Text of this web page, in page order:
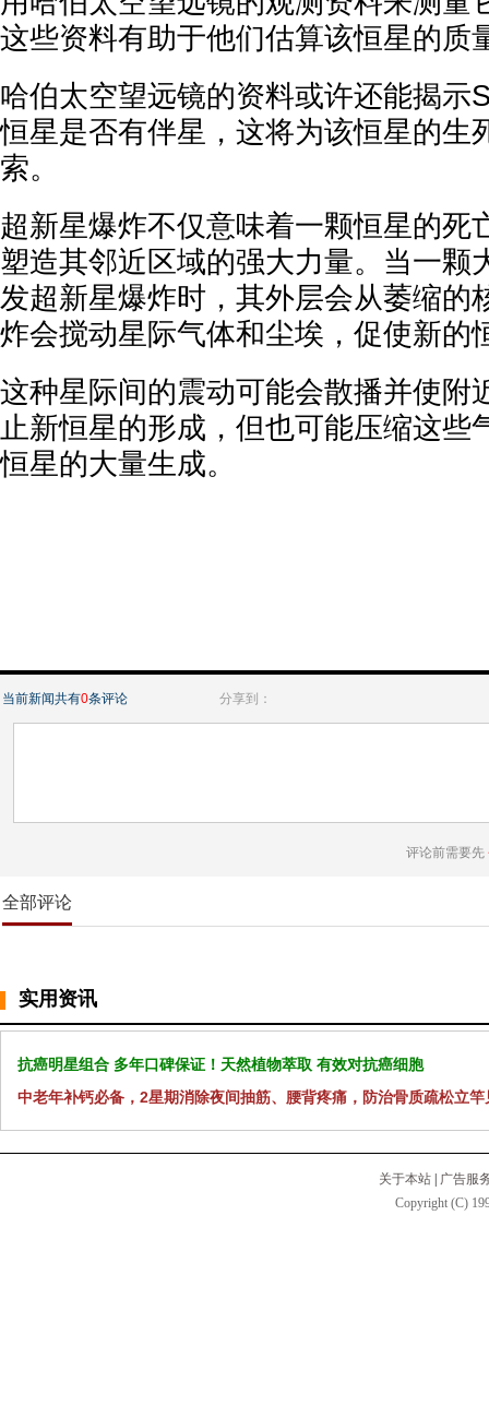
这些资料有助于他们估算该恒星的质
哈伯太空望远镜的资料或许还能揭示
恒星是否有伴星，这将为该恒星的生
索。
超新星爆炸不仅意味着一颗恒星的死
塑造其邻近区域的强大力量。当一颗
发超新星爆炸时，其外层会从萎缩的
炸会搅动星际气体和尘埃，促使新的
这种星际间的震动可能会散播并使附
止新恒星的形成，但也可能压缩这些
恒星的大量生成。
当前新闻共有0条评论 分享到：
评论前需要先
全部评论
实用资讯
抗癌明星组合 多年口碑保证！天然植物萃取 有效对抗癌细胞
中老年补钙必备，2星期消除夜间抽筋、腰背疼痛，防治骨质疏松立竿
关于本站
广告服
Copyright (C)